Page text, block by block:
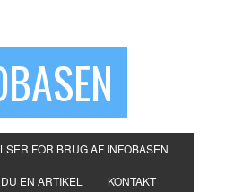
FOR BRUG AF INFOBASEN
EN ARTIKEL KONTAKT